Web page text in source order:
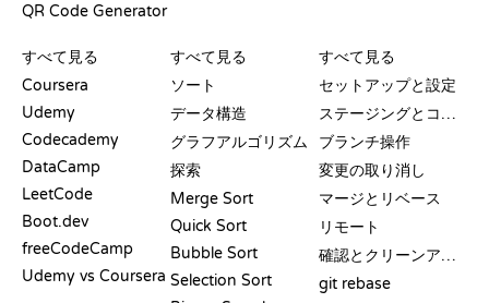
QR Code Generator
すべて見る
Coursera
Udemy
Codecademy
DataCamp
LeetCode
Boot.dev
freeCodeCamp
Udemy vs Coursera
すべて見る
ソート
データ構造
グラフアルゴリズム
探索
Merge Sort
Quick Sort
Bubble Sort
Selection Sort
すべて見る
セットアップと設定
ステージングとコミット
ブランチ操作
変更の取り消し
マージとリベース
リモート
確認とクリーンアップ
git rebase